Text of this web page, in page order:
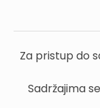
Za pristup do
Sadržajima